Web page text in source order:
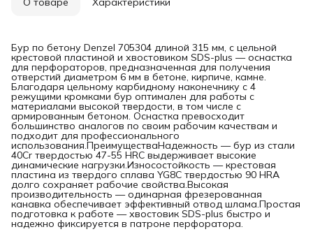
Бур по бетону Denzel 705304 длиной 315 мм, с цельной
крестовой пластиной и хвостовиком SDS-plus — оснастка
для перфораторов, предназначенная для получения
отверстий диаметром 6 мм в бетоне, кирпиче, камне.
Благодаря цельному карбидному наконечнику с 4
режущими кромками бур оптимален для работы с
материалами высокой твердости, в том числе с
армированным бетоном. Оснастка превосходит
большинство аналогов по своим рабочим качествам и
подходит для профессионального
использования.ПреимуществаНадежность — бур из стали
40Cr твердостью 47-55 HRC выдерживает высокие
динамические нагрузки.Износостойкость — крестовая
пластина из твердого сплава YG8C твердостью 90 HRA
долго сохраняет рабочие свойства.Высокая
производительность — одинарная фрезерованная
канавка обеспечивает эффективный отвод шлама.Простая
подготовка к работе — хвостовик SDS-plus быстро и
надежно фиксируется в патроне перфоратора.